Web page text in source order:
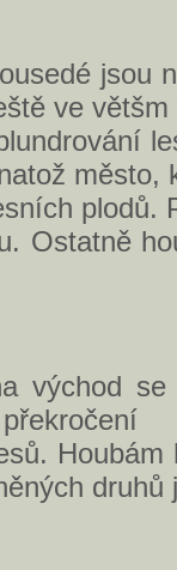
jsou
ve
město,
plodů.
Ostatně
východ